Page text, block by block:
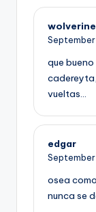
September
que
vueltas…
edgar
September
osea
nunca se